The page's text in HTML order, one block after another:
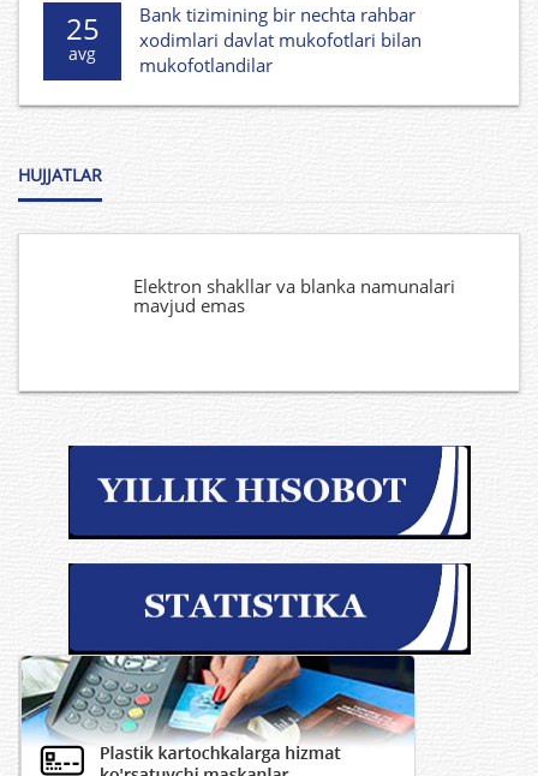
25
avg
Bank tizimining bir nechta rahbar
xodimlari davlat mukofotlari bilan
mukofotlandilar
HUJJATLAR
Elektron shakllar va blanka namunalari
mavjud emas